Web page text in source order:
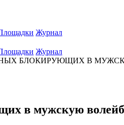
Журнал
Журнал
БЛОКИРУЮЩИХ В
в мужскую